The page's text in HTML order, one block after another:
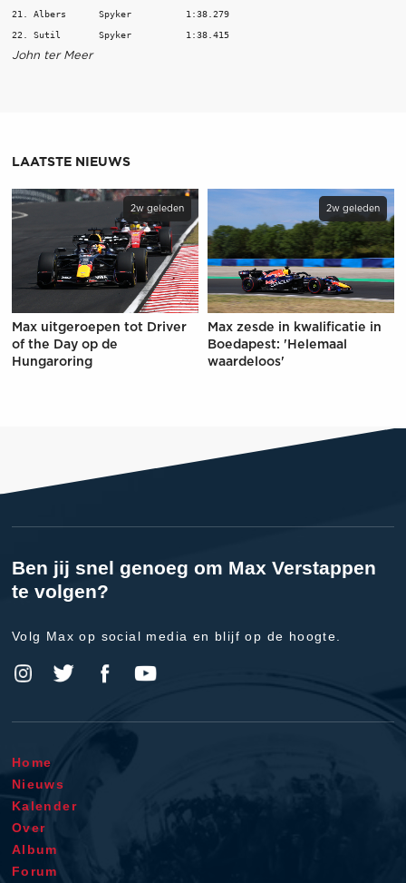
21. Albers    	Spyker    	1:38.279
John ter Meer
LAATSTE NIEUWS
2w geleden
Max uitgeroepen tot Driver
of the Day op de
Hungaroring
2w geleden
Max zesde in kwalificatie in
Boedapest: 'Helemaal
waardeloos'
Ben jij snel genoeg om Max Verstappen
te volgen?
Volg Max op social media en blijf op de hoogte.
Home
Nieuws
Kalender
Over
Album
Forum